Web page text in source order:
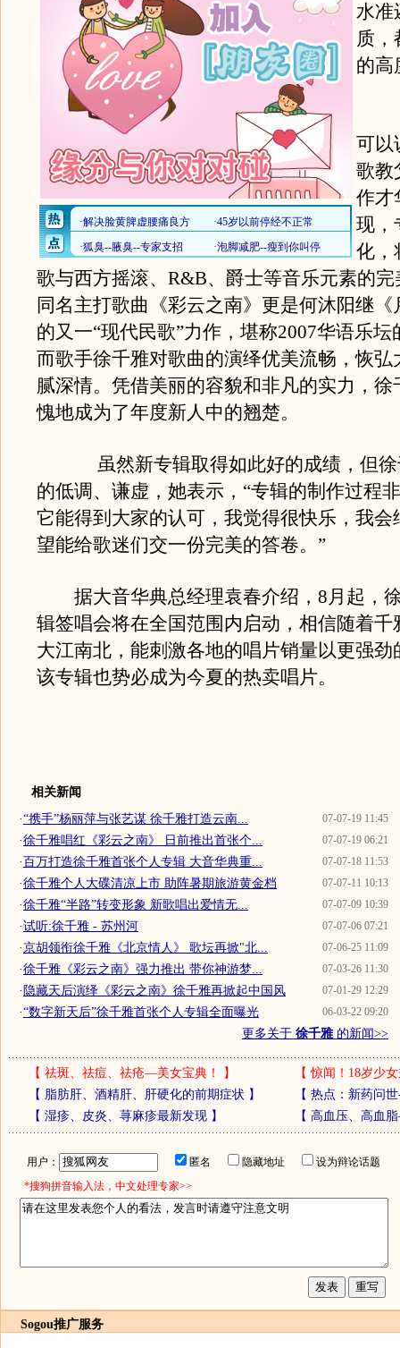
水准
质，
的高
可以
歌教
作才
现，
化，
歌与西方摇滚、R&B、爵士等音乐元素的
同名主打歌曲《彩云之南》更是何沐阳继《
的又一“现代民歌”力作，堪称2007华语乐
而歌手徐千雅对歌曲的演绎优美流畅，恢弘
腻深情。凭借美丽的容貌和非凡的实力，徐
愧地成为了年度新人中的翘楚。
虽然新专辑取得如此好的成绩，但徐
的低调、谦虚，她表示，“专辑的制作过程
它能得到大家的认可，我觉得很快乐，我会
望能给歌迷们交一份完美的答卷。”
据大音华典总经理袁春介绍，8月起，
辑签唱会将在全国范围内启动，相信随着千
大江南北，能刺激各地的唱片销量以更强劲
该专辑也势必成为今夏的热卖唱片。
相关新闻
07-07-19 11:45
·“携手”杨丽萍与张艺谋 徐千雅打造云南...
07-07-19 06:21
·徐千雅唱红《彩云之南》 日前推出首张个...
07-07-18 11:53
·百万打造徐千雅首张个人专辑 大音华典重...
07-07-11 10:13
·徐千雅个人大碟清凉上市 助阵暑期旅游黄金档
07-07-09 10:39
·徐千雅“半路”转变形象 新歌唱出爱情无...
07-07-06 07:21
·试听:徐千雅 - 苏州河
07-06-25 11:09
·京胡领衔徐千雅《北京情人》 歌坛再掀"北...
07-03-26 11:30
·徐千雅《彩云之南》强力推出 带你神游梦...
07-01-29 12:29
· 隐藏天后演绎《彩云之南》徐千雅再掀起中国风
06-03-22 09:20
·“数字新天后”徐千雅首张个人专辑全面曝光
更多关于 徐千雅的新闻>>
【 祛斑、祛痘、祛疮—美女宝典！ 】 【惊闻！18岁少
【 脂肪肝、酒精肝、肝硬化的前期症状 】 【 热点：新药问
【 湿疹、皮炎、荨麻疹最新发现】 【 高血压、高血
用户： 匿名 隐藏地址
设为辩论话题
*搜狗拼音输入法，中文处理专家>>
Sogou推广服务